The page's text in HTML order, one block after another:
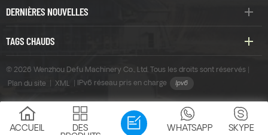
DERNIÈRES NOUVELLES
TAGS CHAUDS
© 2026 Wenzhou Defu Machinery Co., Ltd. Tous les droits sont réservés |
Plan du site
XML IPv6 réseau pris en charge
ACCUEIL
DES
SKYPE
WHATSAPP